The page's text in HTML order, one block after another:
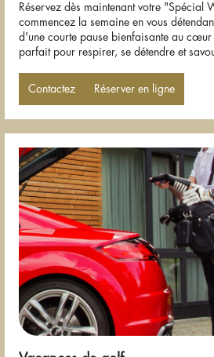
Réservez dès maintenant votre "Spécial
commencez la semaine en vous
d'une courte pause bienfaisante au cœur
parfait pour respirer, se détendre et
Contactez Réserver en ligne